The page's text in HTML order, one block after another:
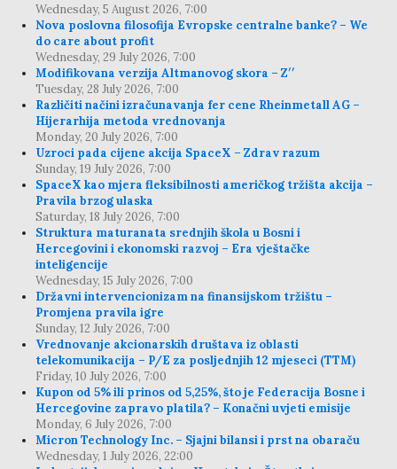
Wednesday, 5 August 2026, 7:00
Nova poslovna filosofija Evropske centralne banke? – We
do care about profit
Wednesday, 29 July 2026, 7:00
Modifikovana verzija Altmanovog skora – Z′′
Tuesday, 28 July 2026, 7:00
Različiti načini izračunavanja fer cene Rheinmetall AG –
Hijerarhija metoda vrednovanja
Monday, 20 July 2026, 7:00
Uzroci pada cijene akcija SpaceX – Zdrav razum
Sunday, 19 July 2026, 7:00
SpaceX kao mjera fleksibilnosti američkog tržišta akcija –
Pravila brzog ulaska
Saturday, 18 July 2026, 7:00
Struktura maturanata srednjih škola u Bosni i
Hercegovini i ekonomski razvoj – Era vještačke
inteligencije
Wednesday, 15 July 2026, 7:00
Državni intervencionizam na finansijskom tržištu –
Promjena pravila igre
Sunday, 12 July 2026, 7:00
Vrednovanje akcionarskih društava iz oblasti
telekomunikacija – P/E za posljednjih 12 mjeseci (TTM)
Friday, 10 July 2026, 7:00
Kupon od 5% ili prinos od 5,25%, što je Federacija Bosne i
Hercegovine zapravo platila? – Konačni uvjeti emisije
Monday, 6 July 2026, 7:00
Micron Technology Inc. – Sjajni bilansi i prst na obaraču
Wednesday, 1 July 2026, 22:00